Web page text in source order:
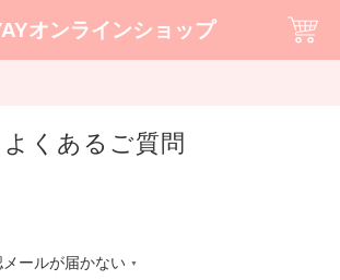
オンラインショップ
よくあるご質問
ールが届かない